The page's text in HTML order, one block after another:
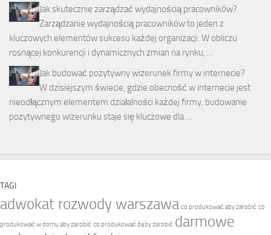
Jak skutecznie zarządzać wydajnością pracowników?
Zarządzanie wydajnością pracowników to jeden z
kluczowych elementów sukcesu każdej organizacji. W obliczu
rosnącej konkurencji i dynamicznych zmian na rynku, …
Jak budować pozytywny wizerunek firmy w internecie?
W dzisiejszym świecie, gdzie obecność w internecie jest
nieodłącznym elementem działalności każdej firmy, budowanie
pozytywnego wizerunku staje się kluczowe dla …
TAGI
adwokat rozwody warszawa co produkować aby zarobić co
produkować w domu aby zarobić co produkować żeby zarobić darmowe